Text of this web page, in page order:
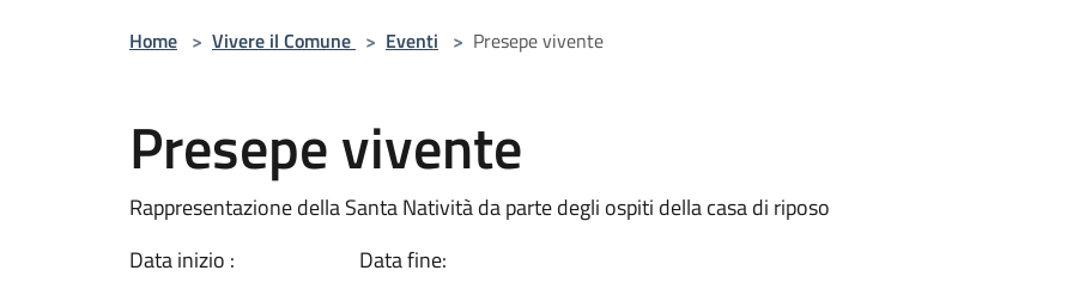
Home > Vivere il Comune > Eventi > Presepe vivente
Presepe vivente
Rappresentazione della Santa Natività da parte degli ospiti della casa di riposo
Data inizio :
Data fine: